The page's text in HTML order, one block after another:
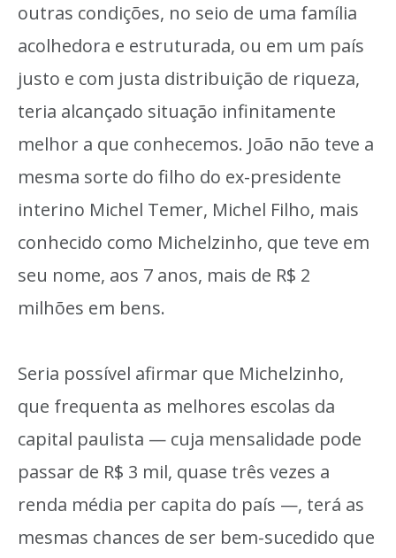
outras condições, no seio de uma família
acolhedora e estruturada, ou em um país
justo e com justa distribuição de riqueza,
teria alcançado situação infinitamente
melhor a que conhecemos. João não teve a
mesma sorte do filho do ex-presidente
interino Michel Temer, Michel Filho, mais
conhecido como Michelzinho, que teve em
seu nome, aos 7 anos, mais de R$ 2
milhões em bens.
Seria possível afirmar que Michelzinho,
que frequenta as melhores escolas da
capital paulista — cuja mensalidade pode
passar de R$ 3 mil, quase três vezes a
renda média per capita do país —, terá as
mesmas chances de ser bem-sucedido que